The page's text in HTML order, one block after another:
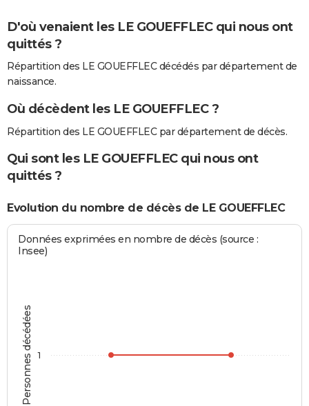
D'où venaient les LE GOUEFFLEC qui nous ont
quittés ?
Répartition des LE GOUEFFLEC décédés par département de
naissance.
Où décèdent les LE GOUEFFLEC ?
Répartition des LE GOUEFFLEC par département de décès.
Qui sont les LE GOUEFFLEC qui nous ont
quittés ?
Evolution du nombre de décès de LE GOUEFFLEC
Personnes décédées
Données exprimées en nombre de décès (source :
Insee)
1